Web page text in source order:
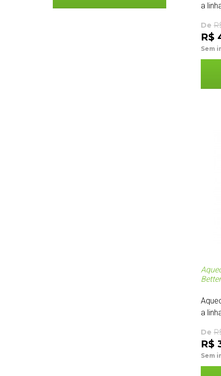
a
De
R$
Sem
a
De
R$
Sem